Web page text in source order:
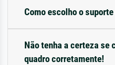
Como escolho o
Não tenha a certeza se
quadro corretamente!